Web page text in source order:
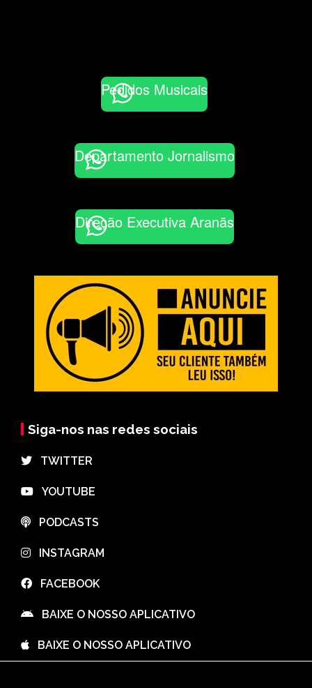
Pedidos Musicais
Departamento Jornalismo
Direção Executiva Aranãs
Siga-nos nas redes sociais
⠀TWITTER
⠀YOUTUBE
⠀PODCASTS
⠀INSTAGRAM
⠀FACEBOOK
⠀BAIXE O NOSSO APLICATIVO
⠀BAIXE O NOSSO APLICATIVO